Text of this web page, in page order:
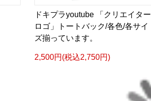
ドキプラyoutube 「クリエイター
ロゴ」トートバック/各色/各サイ
ズ揃っています。
2,500円(税込2,750円)